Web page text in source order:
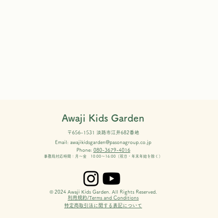
8月のランチ
Awaji Kids Garden
〒656-1531 淡路市江井682番地
Email: awajikidsgarden@pasonagroup.co.jp
Phone: 080-3679-4016
事務局対応時間：月～金 10:00～16:00（祝日・年末年始を除く）
© 2024 Awaji Kids Garden. All Rights Reserved.
利用規約/Terms and Conditions
​特定商取引法に関する表記について